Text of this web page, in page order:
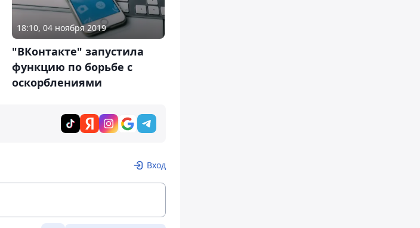
18:10, 04 ноября 2019
"ВКонтакте" запустила
функцию по борьбе с
оскорблениями
Вход